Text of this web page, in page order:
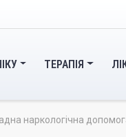
ТЕРАПІЯ
наркологічна